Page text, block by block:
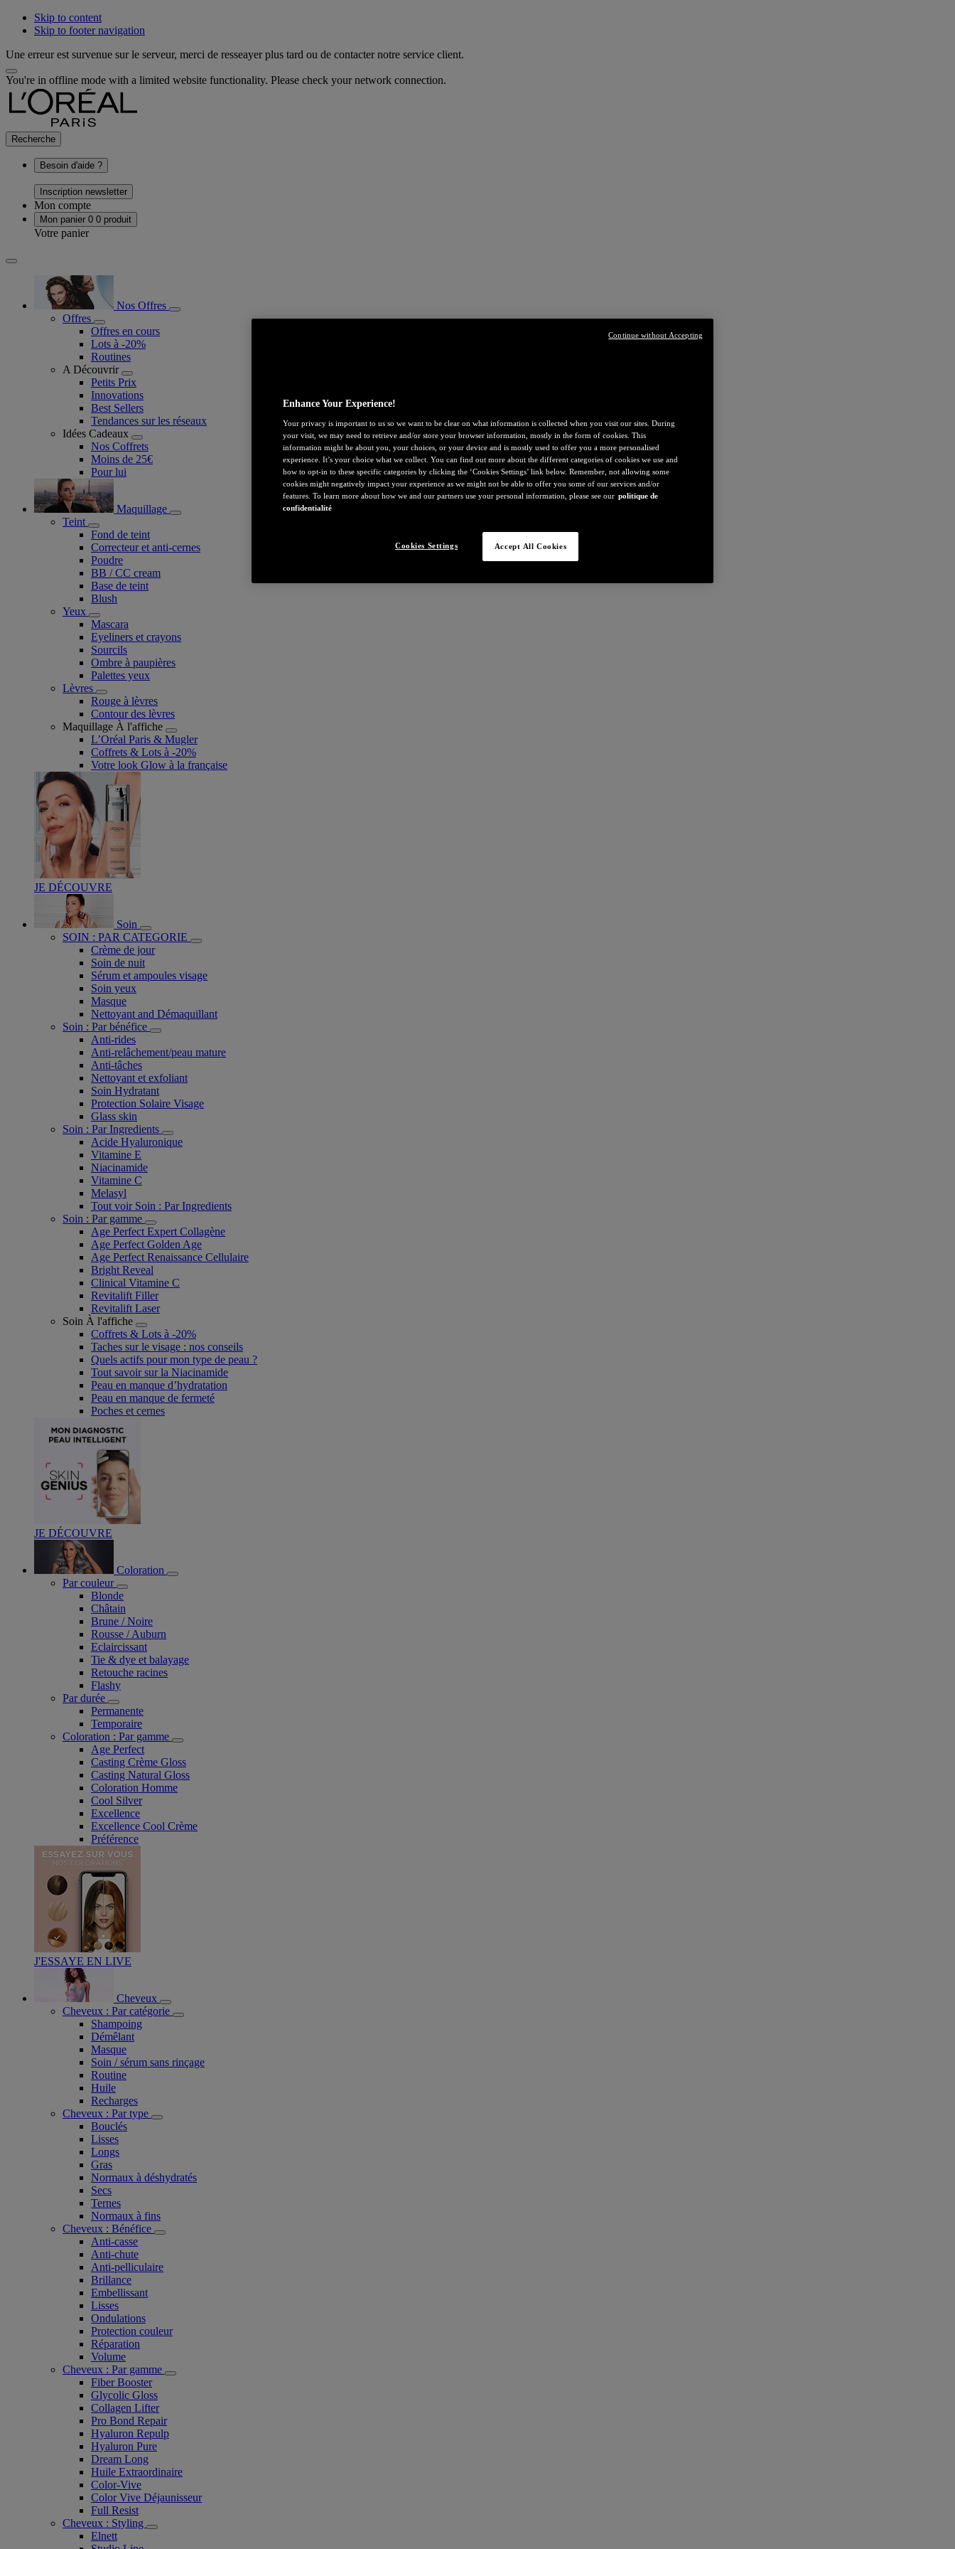
Skip to content
Skip to footer navigation
Une erreur est survenue sur le serveur, merci de resseayer plus tard ou de contacter notre service client.
You're in offline mode with a limited website functionality. Please check your network connection.
Recherche
Besoin d'aide ?
Inscription newsletter
Mon compte
Mon panier 0 0 produit
Votre panier
Nos Offres
Offres
Offres en cours
Lots à -20%
Routines
A Découvrir
Petits Prix
Innovations
Best Sellers
Tendances sur les réseaux
Idées Cadeaux
Nos Coffrets
Moins de 25€
Pour lui
Maquillage
Teint
Fond de teint
Correcteur et anti-cernes
Poudre
BB / CC cream
Base de teint
Blush
Yeux
Mascara
Eyeliners et crayons
Sourcils
Ombre à paupières
Palettes yeux
Lèvres
Rouge à lèvres
Contour des lèvres
Maquillage À l'affiche
L’Oréal Paris & Mugler
Coffrets & Lots à -20%
Votre look Glow à la française
JE DÉCOUVRE
Soin
SOIN : PAR CATEGORIE
Crème de jour
Soin de nuit
Sérum et ampoules visage
Soin yeux
Masque
Nettoyant and Démaquillant
Soin : Par bénéfice
Anti-rides
Anti-relâchement/peau mature
Anti-tâches
Nettoyant et exfoliant
Soin Hydratant
Protection Solaire Visage
Glass skin
Soin : Par Ingredients
Acide Hyaluronique
Vitamine E
Niacinamide
Vitamine C
Melasyl
Tout voir Soin : Par Ingredients
Soin : Par gamme
Age Perfect Expert Collagène
Age Perfect Golden Age
Age Perfect Renaissance Cellulaire
Bright Reveal
Clinical Vitamine C
Revitalift Filler
Revitalift Laser
Soin À l'affiche
Coffrets & Lots à -20%
Taches sur le visage : nos conseils
Quels actifs pour mon type de peau ?
Tout savoir sur la Niacinamide​
Peau en manque d’hydratation
Peau en manque de fermeté
Poches et cernes
JE DÉCOUVRE
Coloration
Par couleur
Blonde
Châtain
Brune / Noire
Rousse / Auburn
Eclaircissant
Tie & dye et balayage
Retouche racines
Flashy
Par durée
Permanente
Temporaire
Coloration : Par gamme
Age Perfect
Casting Crème Gloss
Casting Natural Gloss
Coloration Homme
Cool Silver
Excellence
Excellence Cool Crème
Préférence
J'ESSAYE EN LIVE
Cheveux
Cheveux : Par catégorie
Shampoing
Démêlant
Masque
Soin / sérum sans rinçage
Routine
Huile
Recharges
Cheveux : Par type
Bouclés
Lisses
Longs
Gras
Normaux à déshydratés
Secs
Ternes
Normaux à fins
Cheveux : Bénéfice
Anti-casse
Anti-chute
Anti-pelliculaire​
Brillance
Embellissant
Lisses
Ondulations
Protection couleur​
Réparation
Volume
Cheveux : Par gamme
Fiber Booster
Glycolic Gloss
Collagen Lifter
Pro Bond Repair
Hyaluron Repulp
Hyaluron Pure
Dream Long
Huile Extraordinaire
Color-Vive
Color Vive Déjaunisseur
Full Resist
Cheveux : Styling
Elnett
Enhance Your Experience!
Your privacy is important to us so we want to be clear on what information is collected when you visit our sites. During
your visit, we may need to retrieve and/or store your browser information, mostly in the form of cookies. This
information might be about you, your choices, or your device and is mostly used to offer you a more personalised
experience. It’s your choice what we collect. You can find out more about the different categories of cookies we use and
how to opt-in to these specific categories by clicking the ‘Cookies Settings’ link below. Remember, not allowing some
cookies might negatively impact your experience as we might not be able to offer you some of our services and/or
features. To learn more about how we and our partners use your personal information, please see our politique de
confidentialité
Cookies Settings Accept All Cookies
Continue without Accepting